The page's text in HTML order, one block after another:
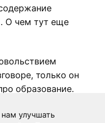
О чем тут еще
только он
образование.
канале дизайн-
улучшать